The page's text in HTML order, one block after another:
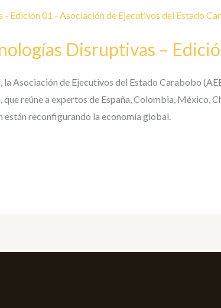
Disruptivas –
Asociación de Ejecutivos del Estado Carabobo
reúne a expertos de España, Colombia, México,
reconfigurando la economía global.